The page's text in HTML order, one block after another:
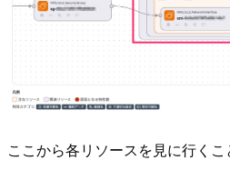
ここから各リソースを見に行くこ